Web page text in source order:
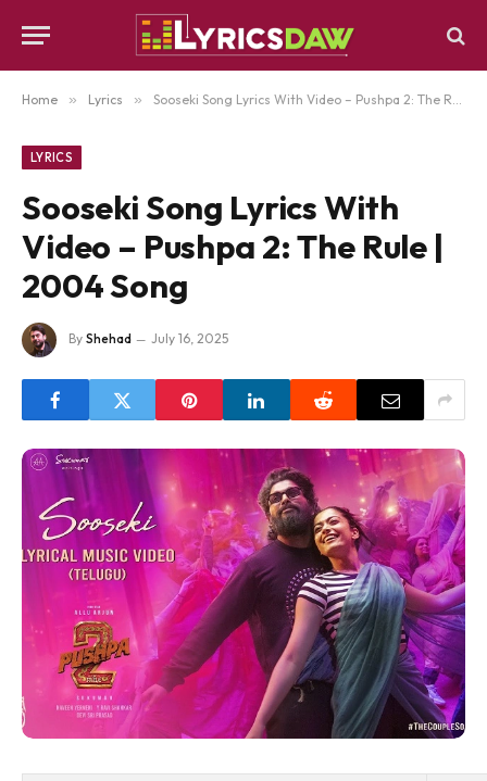
Home » Lyrics » Sooseki Song Lyrics With Video – Pushpa 2: The Rule | 2004 Song
LYRICS
Sooseki Song Lyrics With
Video – Pushpa 2: The Rule |
2004 Song
By Shehad July 16, 2025